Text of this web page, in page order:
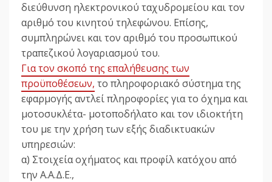
διεύθυνση ηλεκτρονικού ταχυδρομείου και τον
αριθμό του κινητού τηλεφώνου. Επίσης,
συμπληρώνει και τον αριθμό του προσωπικού
τραπεζικού λογαριασμού του.
Για τον σκοπό της επαλήθευσης των
προϋποθέσεων, το πληροφοριακό σύστημα της
εφαρμογής αντλεί πληροφορίες για το όχημα και
μοτοσυκλέτα- μοτοποδήλατο και τον ιδιοκτήτη
του με την χρήση των εξής διαδικτυακών
υπηρεσιών:
α) Στοιχεία οχήματος και προφίλ κατόχου από
την Α.Α.Δ.Ε.,